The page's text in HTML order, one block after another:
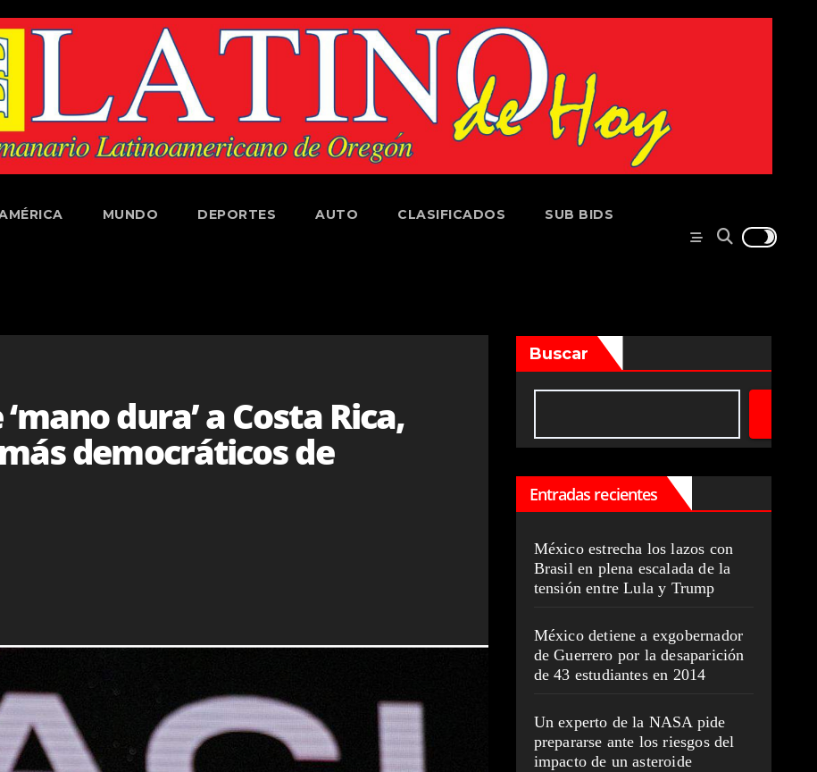
MUNDO DEPORTES AUTO CLASIFICADOS SUB BIDS
dura’ a Costa Rica,
democráticos de
Buscar
Entradas recientes
México estrecha los lazos con
Brasil en plena escalada de la
tensión entre Lula y Trump
México detiene a exgobernador
de Guerrero por la desaparición
de 43 estudiantes en 2014
Un experto de la NASA pide
prepararse ante los riesgos del
impacto de un asteroide